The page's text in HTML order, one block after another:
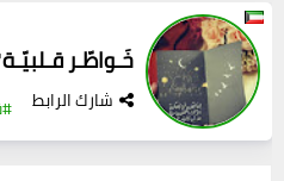
خَـواطّـر
شارك الرابط